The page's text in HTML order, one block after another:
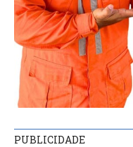
PUBLICIDADE